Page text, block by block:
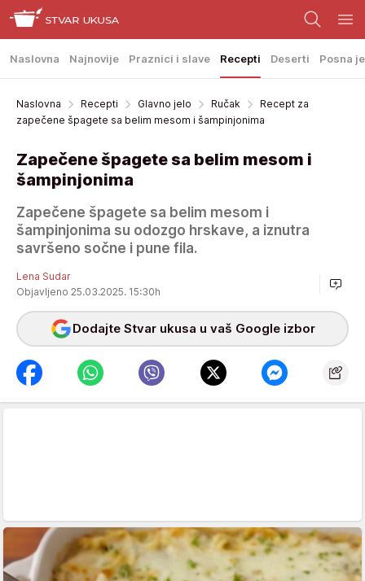
Naslovna Najnovije Praznici i slave Recepti Deserti Posna
Naslovna Recepti Glavno jelo Ručak
Recept za
zapečene špagete sa belim mesom i šampinjonima
Zapečene špagete sa belim mesom i
šampinjonima
Zapečene špagete sa belim mesom i
šampinjonima su odozgo hrskave, a iznutra
savršeno sočne i pune fila.
Lena Sudar
Objavljeno 25.03.2025. 15:30h
Dodajte Stvar ukusa u vaš Google izbor